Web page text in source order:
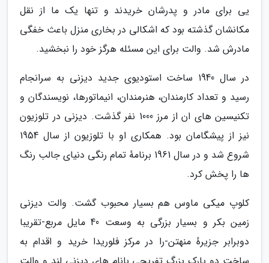
یی برای مادر و پدرشان خریدند و تنها یک ما از نقل
مکانشان گذشته بود که اشکالی در بخاری منزل باعث خفگی
مادرش شد. والت برای این مسئله هرگز خود را نبخشید.
در سال 1940 ساخت استودیوی جدید دیزنی به سرانجام
رسید و تعداد کارمندان، هنرمندان، انیماتورها، نویسندگان و
تکنیسین های ان از مرز 1000 نفر گذشت. دیزنی در تلوزیون
نیز از پیشگامان بود. همکاری او با تلوزیون از سال 1954
شروع شد و در سال 1961 برنامهٔ تمام رنگی دنیای جالب رنگ
ها را پخش کرد.
کلوپ میکی ماوس هم بسیار محبوب گشت. والت دیزنی
زمین بکر و بسیار بزرگی به وسعت 40 مایل مربع-تقریبا
دوبرابر جزیرهٔ منهتن-را در مرکز فلوریدا خرید و اقدام به